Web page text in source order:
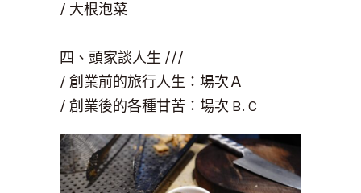
/ 大根泡菜
四、頭家談人生 ///
/ 創業前的旅行人生：場次Ａ
/ 創業後的各種甘苦：場次 B. C